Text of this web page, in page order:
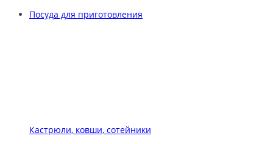
Посуда для приготовления
Кастрюли, ковши, сотейники